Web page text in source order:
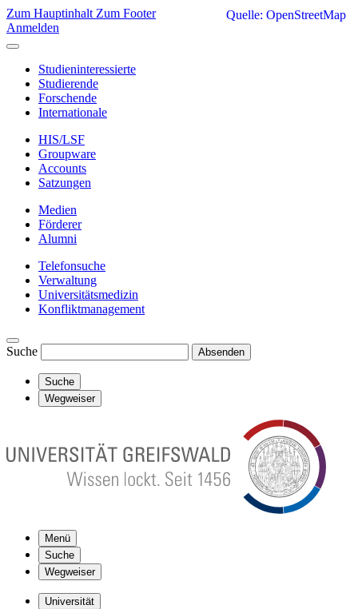
Zum Hauptinhalt Zum Footer
Anmelden
Studieninteressierte
Studierende
Forschende
Internationale
HIS/LSF
Groupware
Accounts
Satzungen
Medien
Förderer
Alumni
Telefonsuche
Verwaltung
Universitätsmedizin
Konfliktmanagement
Suche Absenden
Suche
Wegweiser
Menü
Suche
Wegweiser
Universität
Quelle: OpenStreetMap